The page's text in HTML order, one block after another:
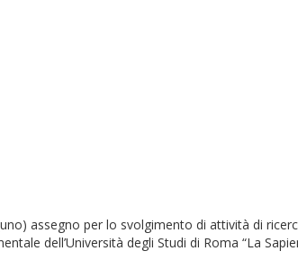
assegno per lo svolgimento di attività di
dell’Università degli Studi di Roma “La